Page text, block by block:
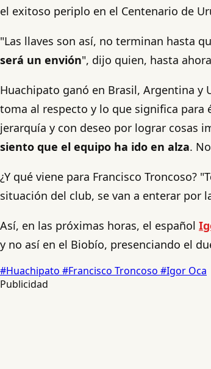
el exitoso periplo en el Centenario de
"Las llaves son así, no terminan hasta
será un envión", dijo quien, hasta
Huachipato ganó en Brasil, Argentina y
toma al respecto y lo que significa
jerarquía y con deseo por lograr cosas
siento que el equipo ha ido en alza.
¿Y qué viene para Francisco Troncoso?
situación del club, se van a enterar por
Así, en las próximas horas, el español
y no así en el Biobío, presenciando el
#Huachipato #Francisco Troncoso #Igor Oca
Publicidad